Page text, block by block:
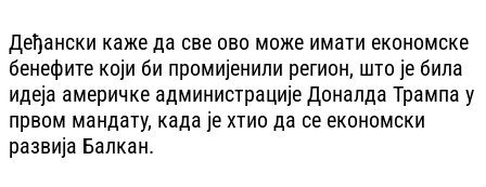
Деђански каже да све ово може имати економске
бенефите који би промијенили регион, што је била
идеја америчке администрације Доналда Трампа у
првом мандату, када је хтио да се економски
развија Балкан.